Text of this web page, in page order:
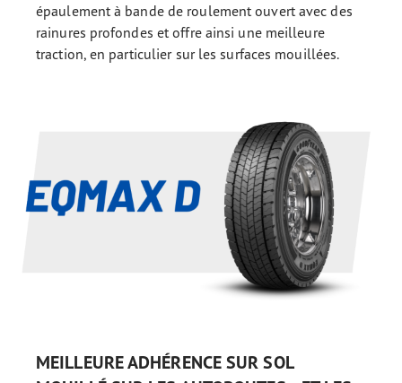
épaulement à bande de roulement ouvert avec des
rainures profondes et offre ainsi une meilleure
traction, en particulier sur les surfaces mouillées.
MEILLEURE ADHÉRENCE SUR SOL